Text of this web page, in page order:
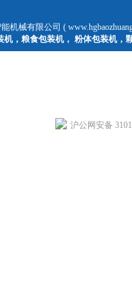
机械有限公司 (
机， 粮食包装机， 粉体包装机，
沪公网安备